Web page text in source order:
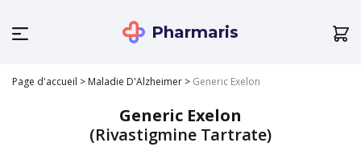
Pharmaris
Page d'accueil > Maladie D'Alzheimer > Generic Exelon
Generic Exelon
(Rivastigmine Tartrate)